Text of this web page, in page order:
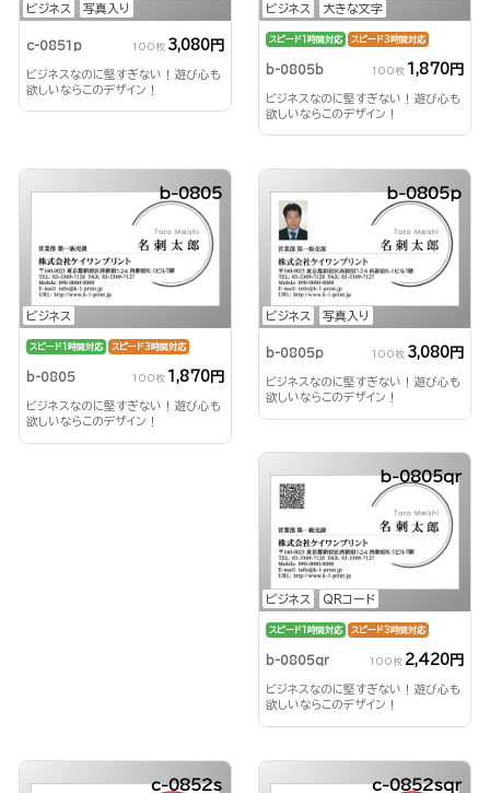
ビジネス 写真入り
c-0851p 100枚 3,080円
ビジネスなのに堅すぎない！遊び心も
欲しいならこのデザイン！
ビジネス 大きな文字
スピード1時間対応 スピード3時間対応
b-0805b 100枚 1,870円
ビジネスなのに堅すぎない！遊び心も
欲しいならこのデザイン！
ビジネス
b-0805
スピード1時間対応 スピード3時間対応
b-0805 100枚 1,870円
ビジネスなのに堅すぎない！遊び心も
欲しいならこのデザイン！
ビジネス 写真入り
b-0805p
b-0805p 100枚 3,080円
ビジネスなのに堅すぎない！遊び心も
欲しいならこのデザイン！
ビジネス QRコード
b-0805qr
スピード1時間対応 スピード3時間対応
b-0805qr 100枚 2,420円
ビジネスなのに堅すぎない！遊び心も
欲しいならこのデザイン！
c-0852s c-0852sqr